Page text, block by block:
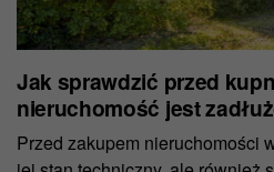
Jak sprawdzić przed
nieruchomość jest
Przed zakupem nieruchomości